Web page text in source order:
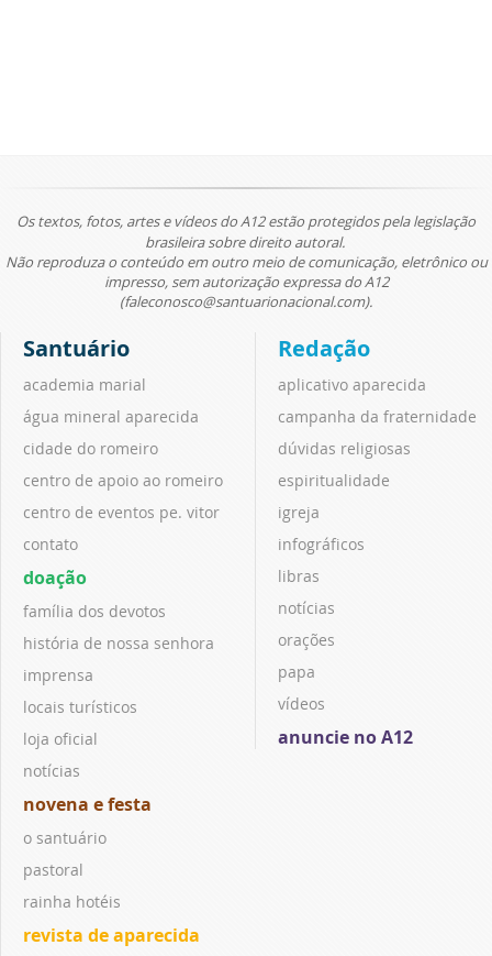
Os textos, fotos, artes e vídeos do A12 estão protegidos pela legislação
brasileira sobre direito autoral.
Não reproduza o conteúdo em outro meio de comunicação, eletrônico ou
impresso, sem autorização expressa do A12
(faleconosco@santuarionacional.com).
Santuário
academia marial
água mineral aparecida
cidade do romeiro
centro de apoio ao romeiro
centro de eventos pe. vitor
contato
doação
família dos devotos
história de nossa senhora
imprensa
locais turísticos
loja oficial
notícias
novena e festa
o santuário
pastoral
rainha hotéis
revista de aparecida
Redação
aplicativo aparecida
campanha da fraternidade
dúvidas religiosas
espiritualidade
igreja
infográficos
libras
notícias
orações
papa
vídeos
anuncie no A12